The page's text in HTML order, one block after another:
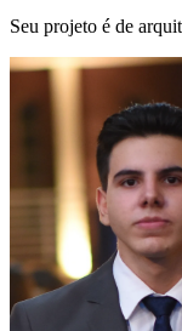
Seu projeto é de